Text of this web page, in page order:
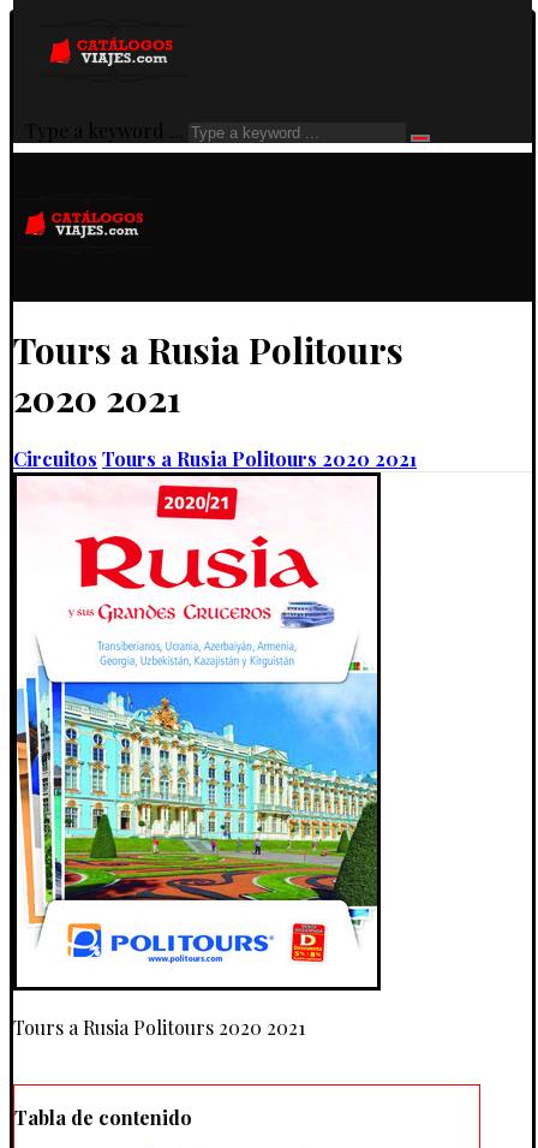
Type a keyword ...
Tours a Rusia Politours
2020 2021
Circuitos Tours a Rusia Politours 2020 2021
Tours a Rusia Politours 2020 2021
Tabla de contenido